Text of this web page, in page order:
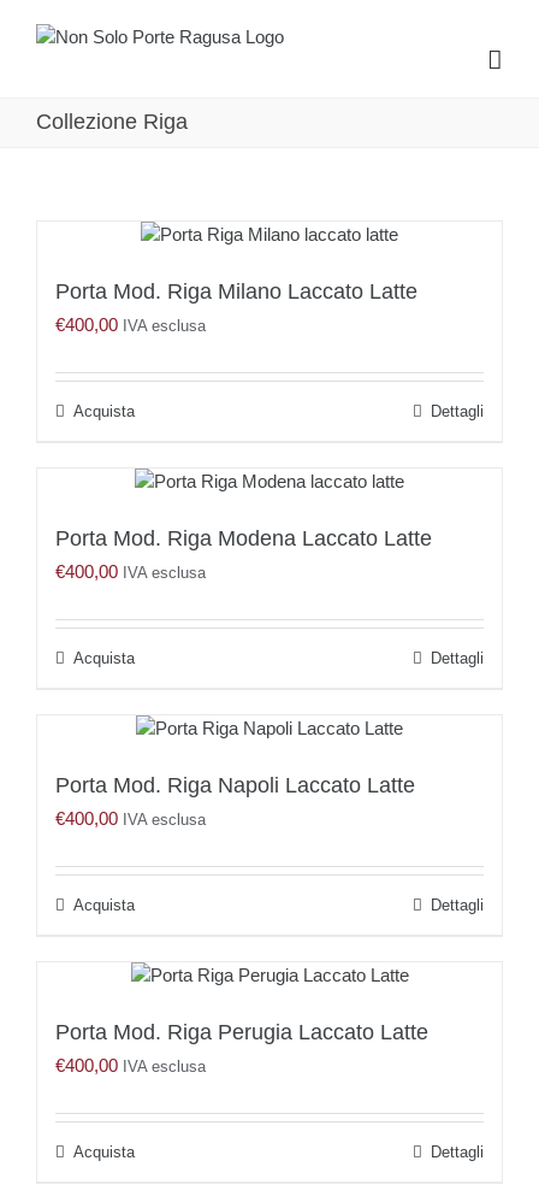
Collezione Riga
Porta Mod. Riga Milano Laccato Latte
€400,00 IVA esclusa
Acquista Dettagli
Porta Mod. Riga Modena Laccato Latte
€400,00 IVA esclusa
Acquista Dettagli
Porta Mod. Riga Napoli Laccato Latte
€400,00 IVA esclusa
Acquista Dettagli
Porta Mod. Riga Perugia Laccato Latte
€400,00 IVA esclusa
Acquista Dettagli